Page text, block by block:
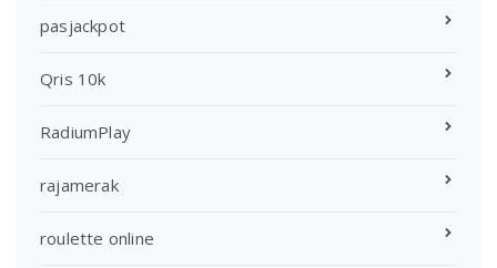
pasjackpot
Qris 10k
RadiumPlay
rajamerak
roulette online